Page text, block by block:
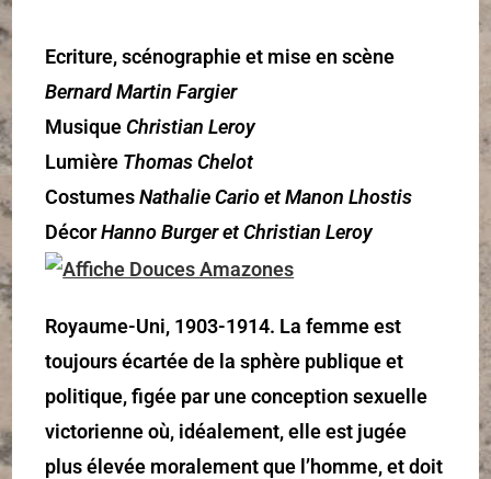
Ecriture, scénographie et mise en scène
Bernard Martin Fargier
MusiqueChristian Leroy
Lumière Thomas Chelot
CostumesNathalie Cario et Manon Lhostis
DécorHanno Burger et Christian Leroy
Royaume-Uni, 1903-1914. La femme est
toujours écartée de la sphère publique et
politique, figée par une conception sexuelle
victorienne où, idéalement, elle est jugée
plus élevée moralement que l’homme, et doit